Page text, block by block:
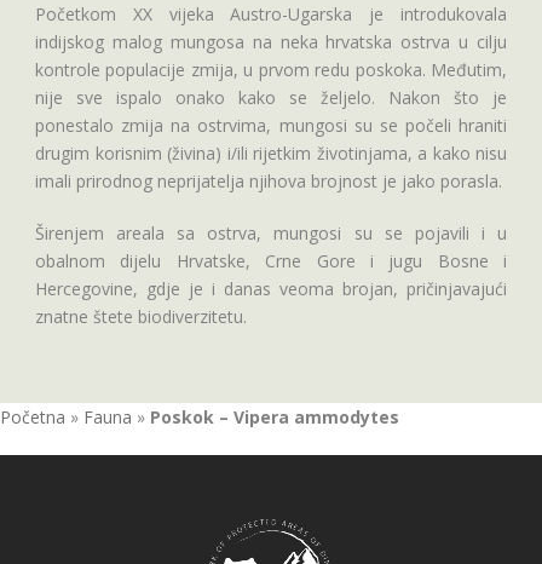
Početkom XX vijeka Austro-Ugarska je introdukovala
indijskog malog mungosa na neka hrvatska ostrva u cilju
kontrole populacije zmija, u prvom redu poskoka. Međutim,
nije sve ispalo onako kako se željelo. Nakon što je
ponestalo zmija na ostrvima, mungosi su se počeli hraniti
drugim korisnim (živina) i/ili rijetkim životinjama, a kako nisu
imali prirodnog neprijatelja njihova brojnost je jako porasla.
Širenjem areala sa ostrva, mungosi su se pojavili i u
obalnom dijelu Hrvatske, Crne Gore i jugu Bosne i
Hercegovine, gdje je i danas veoma brojan, pričinjavajući
znatne štete biodiverzitetu.
Početna » Fauna » Poskok – Vipera ammodytes